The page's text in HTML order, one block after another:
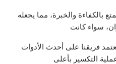
بالكفاءة والخبرة، مما يجعله
سواء كانت
فريقنا على أحدث الأدوات
التكسير بأعلى